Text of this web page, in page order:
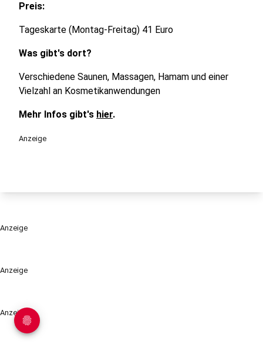
Anzeige
Anzeige
Preis:
Tageskarte (Montag-Freitag) 41 Euro
Was gibt's dort?
Verschiedene Saunen, Massagen, Hamam und einer
Vielzahl an Kosmetikanwendungen
Mehr Infos gibt's hier.
Anzeige
Anzeige